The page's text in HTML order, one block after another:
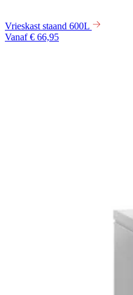
Vrieskast staand 600L
Vanaf € 66,95